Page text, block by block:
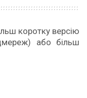
коротку версію
або більш